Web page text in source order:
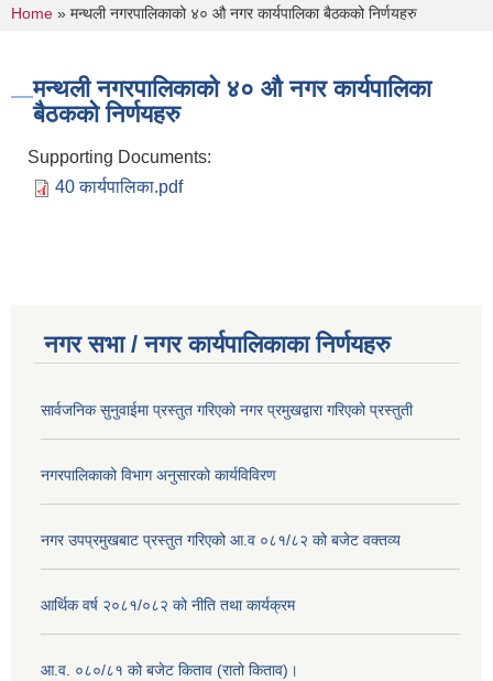
You are here
Home » मन्थली नगरपालिकाको ४० औ नगर कार्यपालिका बैठकको निर्णयहरु
मन्थली नगरपालिकाको ४० औ नगर कार्यपालिका
बैठकको निर्णयहरु
Supporting Documents:
40 कार्यपालिका.pdf
नगर सभा / नगर कार्यपालिकाका निर्णयहरु
सार्वजनिक सुनुवाईमा प्रस्तुत गरिएको नगर प्रमुखद्वारा गरिएको प्रस्तुती
नगरपालिकाको विभाग अनुसारको कार्यविविरण
नगर उपप्रमुखबाट प्रस्तुत गरिएको आ.व ०८१/८२ को बजेट वक्तव्य
आर्थिक वर्ष २०८१/०८२ को नीति तथा कार्यक्रम
आ.व. ०८०/८१ को बजेट किताव (रातो किताव)।